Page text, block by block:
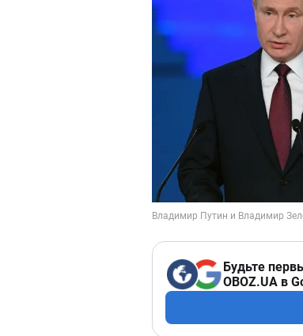
Будьте
OBOZ.UA в